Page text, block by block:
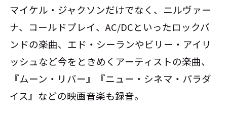
マイケル・ジャクソンだけでなく、ニルヴァー
ナ、コールドプレイ、AC/DCといったロックバ
ンドの楽曲、エド・シーランやビリー・アイリ
ッシュなど今をときめくアーティストの楽曲、
『ムーン・リバー』『ニュー・シネマ・パラダ
イス』などの映画音楽も録音。